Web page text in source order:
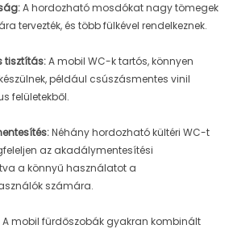
A hordozható mosdókat nagy tömegek
tervezték, és több fülkével rendelkeznek.
tisztítás:A mobil WC-k tartós, könnyen
például csúszásmentes vinil
felületekből.
Néhány hordozható kültéri WC-t
az akadálymentesítési
a könnyű használatot a
számára.
A mobil fürdőszobák gyakran kombinált